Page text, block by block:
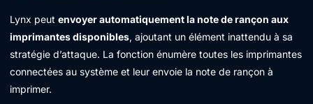
Lynx peut envoyer automatiquement la note de rançon aux
imprimantes disponibles, ajoutant un élément inattendu à sa
stratégie d’attaque. La fonction énumère toutes les imprimantes
connectées au système et leur envoie la note de rançon à
imprimer.